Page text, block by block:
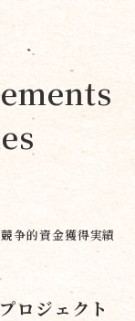
競争的資金獲得実績
ロジェクト